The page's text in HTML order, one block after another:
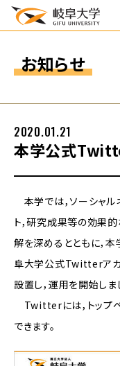
お知らせ
本学公式
2020.01.21
本学では，ソーシャル
ト，研究成果等の効果
解を深めるとともに，
阜大学公式Twitterアカウ
設置し，運用を開始しま
Twitterには，トップ
できます。